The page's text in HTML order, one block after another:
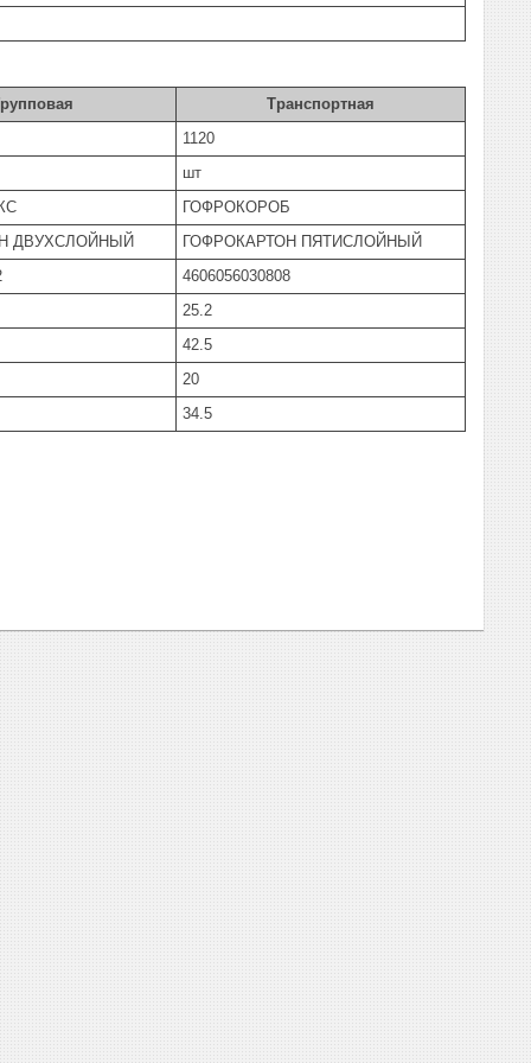
Транспортная
1120
шт
ГОФРОКОРОБ
ДВУХСЛОЙНЫЙ
ГОФРОКАРТОН ПЯТИСЛОЙНЫЙ
4606056030808
25.2
42.5
20
34.5